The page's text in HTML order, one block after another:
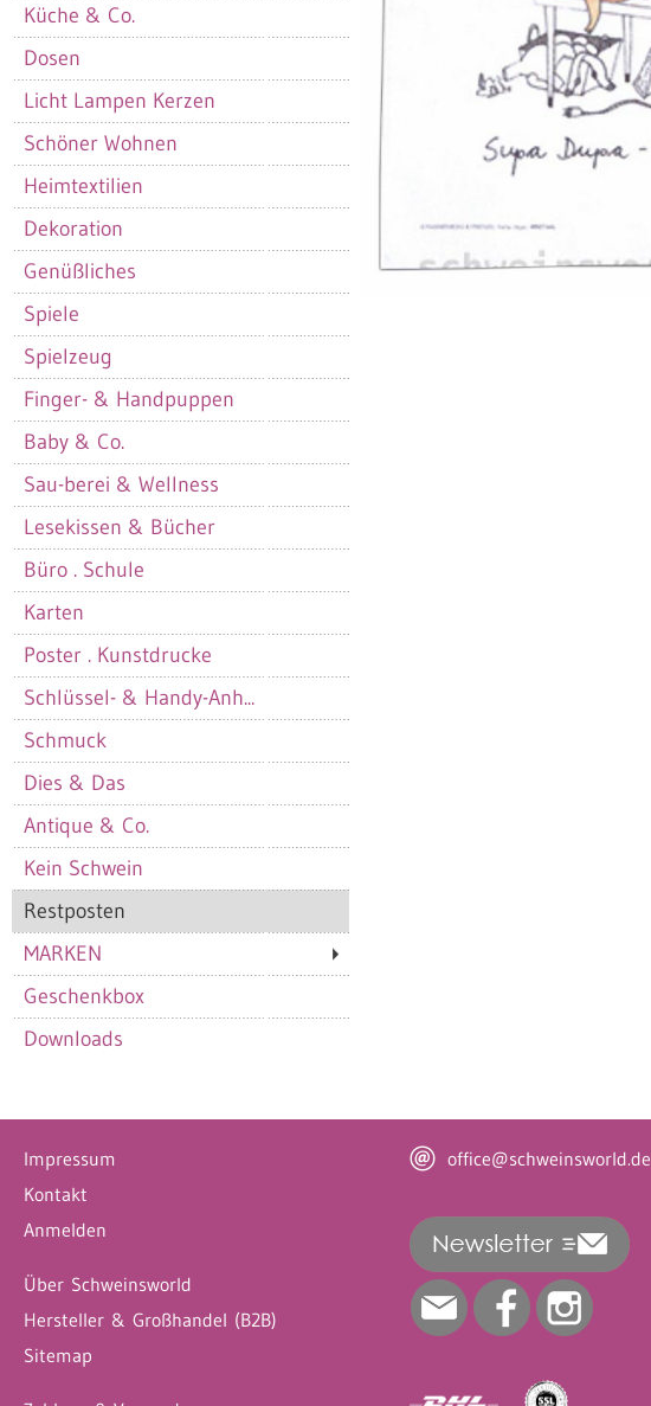
Küche & Co.
Dosen
Licht Lampen Kerzen
Schöner Wohnen
Heimtextilien
Dekoration
Genüßliches
Spiele
Spielzeug
Finger- & Handpuppen
Baby & Co.
Sau-berei & Wellness
Lesekissen & Bücher
Büro . Schule
Karten
Poster . Kunstdrucke
Schlüssel- & Handy-Anh...
Schmuck
Dies & Das
Antique & Co.
Kein Schwein
Restposten
MARKEN
Geschenkbox
Downloads
Impressum
Kontakt
Anmelden
Über Schweinsworld
Hersteller & Großhandel (B2B)
Sitemap
office@schweinsworld.de